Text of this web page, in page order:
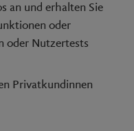
an und erhalten Sie
oder
oder Nutzertests
Privatkundinnen